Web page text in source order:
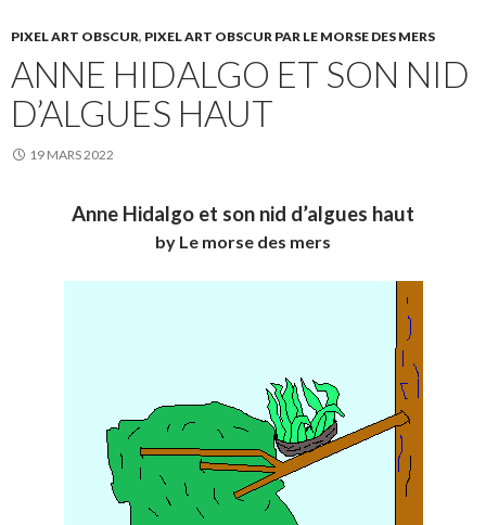
PIXEL ART OBSCUR, PIXEL ART OBSCUR PAR LE MORSE DES MERS
ANNE HIDALGO ET SON NID
D’ALGUES HAUT
19 MARS 2022
Anne Hidalgo et son nid d’algues haut
by Le morse des mers